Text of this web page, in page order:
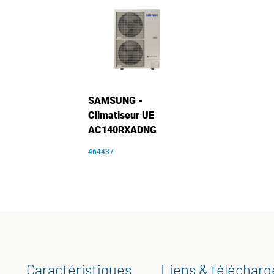
SAMSUNG -
Climatiseur UE
AC140RXADNG
464437
Caractéristiques Liens &